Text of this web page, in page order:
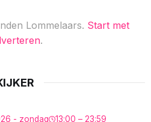
Lommelaars. Start met
.
- zondag 13:00 – 23:59